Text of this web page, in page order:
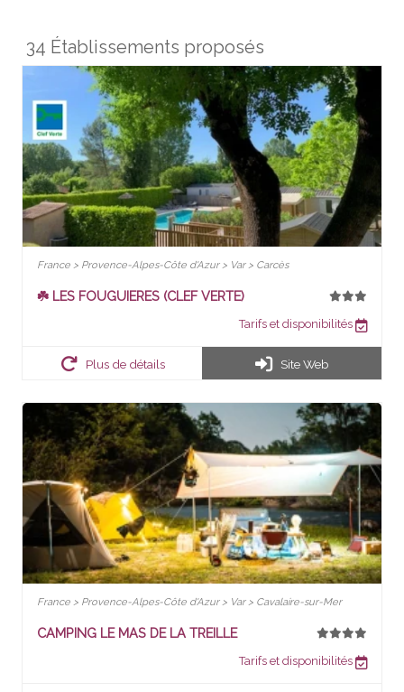
34 Établissements proposés
France > Provence-Alpes-Côte d'Azur > Var > Carcès
☘️ LES FOUGUIERES (CLEF VERTE)
Tarifs et disponibilités
Plus de détails Site Web
France > Provence-Alpes-Côte d'Azur > Var > Cavalaire-sur-Mer
CAMPING LE MAS DE LA TREILLE
Tarifs et disponibilités